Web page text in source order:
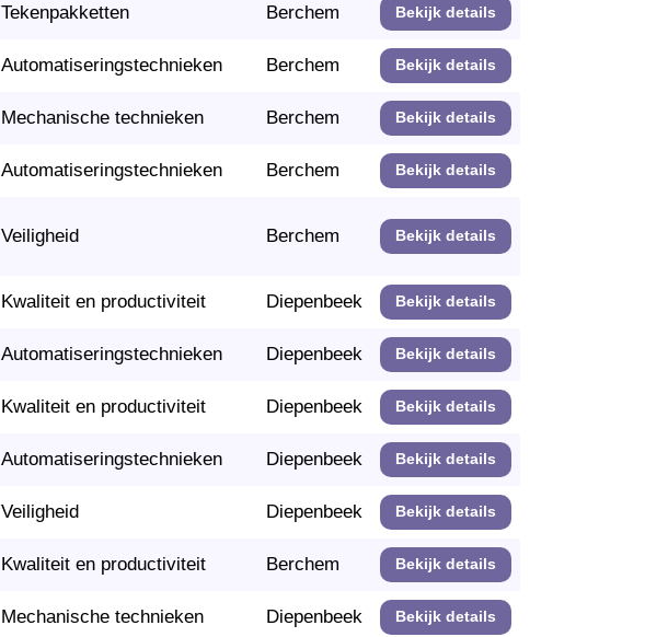
Tekenpakketten Berchem Bekijk details
Automatiseringstechnieken Berchem Bekijk details
Mechanische technieken Berchem Bekijk details
Automatiseringstechnieken Berchem Bekijk details
Veiligheid Berchem Bekijk details
Kwaliteit en productiviteit Diepenbeek Bekijk details
Automatiseringstechnieken Diepenbeek Bekijk details
Kwaliteit en productiviteit Diepenbeek Bekijk details
Automatiseringstechnieken Diepenbeek Bekijk details
Veiligheid Diepenbeek Bekijk details
Kwaliteit en productiviteit Berchem Bekijk details
Mechanische technieken Diepenbeek Bekijk details